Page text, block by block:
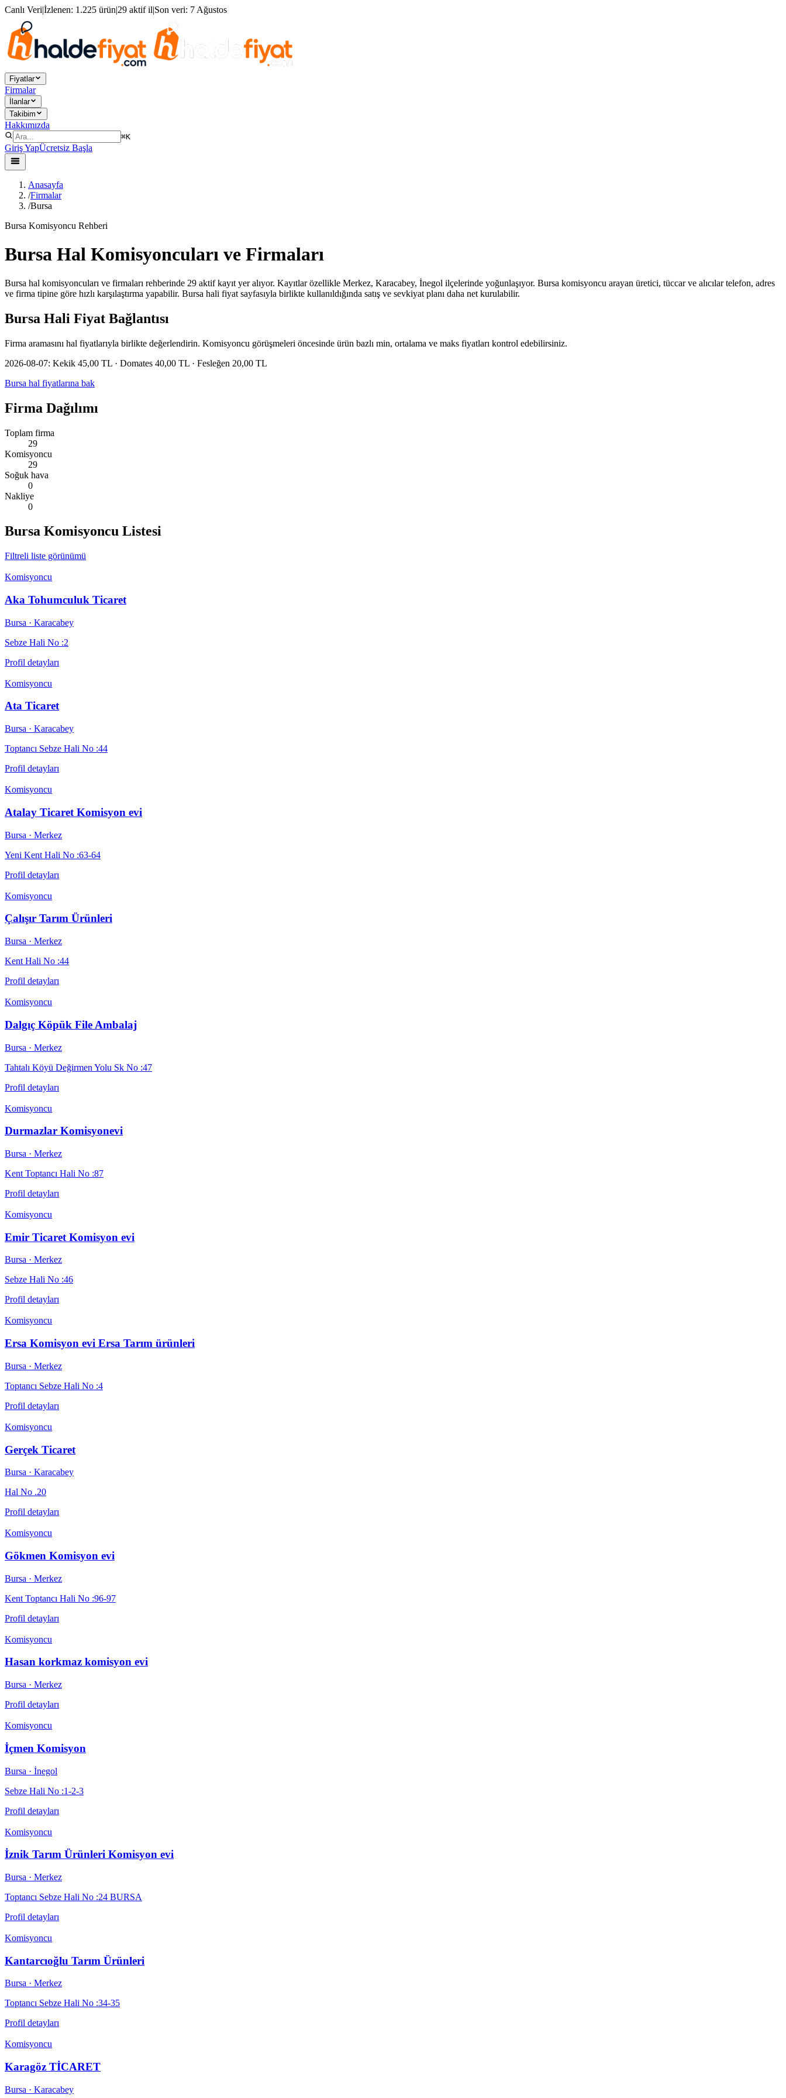
Canlı Veri|İzlenen: 1.225 ürün|29 aktif il|Son veri: 7 Ağustos
Fiyatlar
Firmalar
İlanlar
Takibim
Hakkımızda
⌘K
Giriş YapÜcretsiz Başla
Anasayfa
/Firmalar
/Bursa
Bursa Komisyoncu Rehberi
Bursa Hal Komisyoncuları ve Firmaları
Bursa hal komisyoncuları ve firmaları rehberinde 29 aktif kayıt yer alıyor. Kayıtlar özellikle Merkez, Karacabey, İnegol ilçelerinde yoğunlaşıyor. Bursa komisyoncu arayan üretici, tüccar ve alıcılar telefon, adres
ve firma tipine göre hızlı karşılaştırma yapabilir. Bursa hali fiyat sayfasıyla birlikte kullanıldığında satış ve sevkiyat planı daha net kurulabilir.
Bursa Hali Fiyat Bağlantısı
Firma aramasını hal fiyatlarıyla birlikte değerlendirin. Komisyoncu görüşmeleri öncesinde ürün bazlı min, ortalama ve maks fiyatları kontrol edebilirsiniz.
2026-08-07: Kekik 45,00 TL · Domates 40,00 TL · Fesleğen 20,00 TL
Bursa hal fiyatlarına bak
Firma Dağılımı
Toplam firma
29
Komisyoncu
29
Soğuk hava
0
Nakliye
0
Bursa Komisyoncu Listesi
Filtreli liste görünümü
Komisyoncu
Aka Tohumculuk Ticaret
Bursa · Karacabey
Sebze Hali No :2
Profil detayları
Komisyoncu
Ata Ticaret
Bursa · Karacabey
Toptancı Sebze Hali No :44
Profil detayları
Komisyoncu
Atalay Ticaret Komisyon evi
Bursa · Merkez
Yeni Kent Hali No :63-64
Profil detayları
Komisyoncu
Çalışır Tarım Ürünleri
Bursa · Merkez
Kent Hali No :44
Profil detayları
Komisyoncu
Dalgıç Köpük File Ambalaj
Bursa · Merkez
Tahtalı Köyü Değirmen Yolu Sk No :47
Profil detayları
Komisyoncu
Durmazlar Komisyonevi
Bursa · Merkez
Kent Toptancı Hali No :87
Profil detayları
Komisyoncu
Emir Ticaret Komisyon evi
Bursa · Merkez
Sebze Hali No :46
Profil detayları
Komisyoncu
Ersa Komisyon evi Ersa Tarım ürünleri
Bursa · Merkez
Toptancı Sebze Hali No :4
Profil detayları
Komisyoncu
Gerçek Ticaret
Bursa · Karacabey
Hal No .20
Profil detayları
Komisyoncu
Gökmen Komisyon evi
Bursa · Merkez
Kent Toptancı Hali No :96-97
Profil detayları
Komisyoncu
Hasan korkmaz komisyon evi
Bursa · Merkez
Profil detayları
Komisyoncu
İçmen Komisyon
Bursa · İnegol
Sebze Hali No :1-2-3
Profil detayları
Komisyoncu
İznik Tarım Ürünleri Komisyon evi
Bursa · Merkez
Toptancı Sebze Hali No :24 BURSA
Profil detayları
Komisyoncu
Kantarcıoğlu Tarım Ürünleri
Bursa · Merkez
Toptancı Sebze Hali No :34-35
Profil detayları
Komisyoncu
Karagöz TİCARET
Bursa · Karacabey